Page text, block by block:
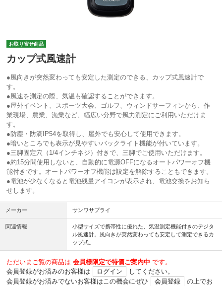
お取り寄せ商品
カップ式風速計
●風向きが突然変わっても安定した測定のできる、カップ式風速計で
す。
●風速を測定の際、気温も確認することができます。
●屋外イベント、スポーツ大会、ゴルフ、ウィンドサーフィンから、作
業現場、農業、漁業など、幅広い分野で風力測定にご利用いただけま
す。
●防塵・防滴IP54を取得し、屋外でも安心して使用できます。
●暗いところでも表示が見やすいバックライト機能が付いています。
●三脚固定穴（1/4インチネジ）付きで、三脚でご使用いただけます。
●約15分間使用しないと、自動的に電源OFFになるオートパワーオフ機
能付きです。オートパワーオフ機能は設定を解除することもできます。
●電池が少なくなると電池残量アイコンが表示され、電池交換をお知ら
せします。
メーカー サンワサプライ
関連情報
小型サイズで携帯性に優れた、気温測定機能付きのデジタ
ル風速計。風向きが突然変わっても安定して測定できるカ
ップ式。
ただいまご覧の商品は 会員様限定で特価ご案内中 です。
会員登録がお済みのお客様は
ログイン
してください。
会員登録がお済みでないお客様はこの機会にぜひ
会員登録
の上でお